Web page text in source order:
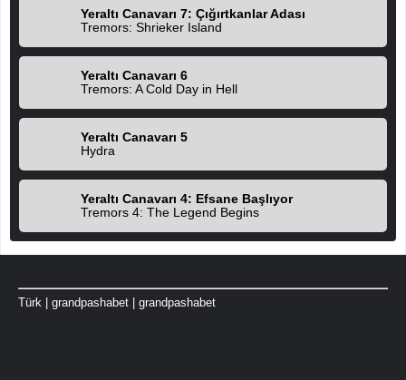
Yeraltı Canavarı 7: Çığırtkanlar Adası
Tremors: Shrieker Island
Yeraltı Canavarı 6
Tremors: A Cold Day in Hell
Yeraltı Canavarı 5
Hydra
Yeraltı Canavarı 4: Efsane Başlıyor
Tremors 4: The Legend Begins
Türk | grandpashabet | grandpashabet